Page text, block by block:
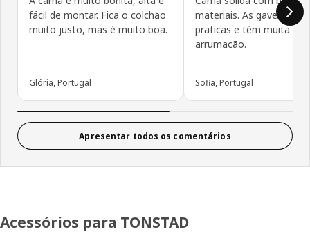
fácil de montar. Fica o colchão
muito justo, mas é muito boa.
Glória, Portugal
materiais. As gavetas
praticas e têm muita
arrumacão.
Sofia, Portugal
Apresentar todos os comentários
Acessórios para TONSTAD